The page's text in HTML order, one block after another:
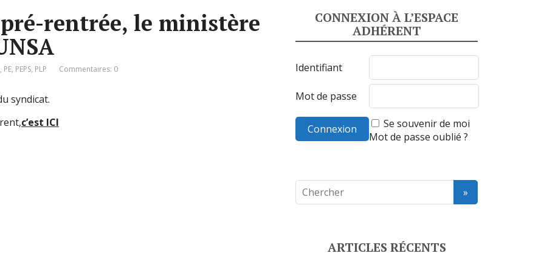
rentrée, le ministère
, PE, PEPS, PLP Commentaires: 0
syndicat.
c’est ICI
CONNEXION À L’ESPACE
ADHÉRENT
Identifiant
Mot de passe
Se souvenir de moi
Mot de passe oublié ?
ARTICLES RÉCENTS